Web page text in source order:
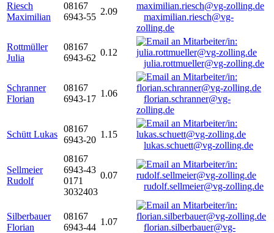
Riesch
Maximilian
08167
6943-55
2.09
maximilian.riesch@vg-
zolling.de
Rottmüller
Julia
08167
6943-62
0.12
julia.rottmueller@vg-zolling.de
Schranner
Florian
08167
6943-17
1.06
florian.schranner@vg-
zolling.de
Schütt Lukas
08167
6943-20
1.15
lukas.schuett@vg-zolling.de
Sellmeier
Rudolf
08167
6943-43
0171
3032403
0.07
rudolf.sellmeier@vg-zolling.de
Silberbauer
Florian
08167
6943-44
1.07
florian.silberbauer@vg-